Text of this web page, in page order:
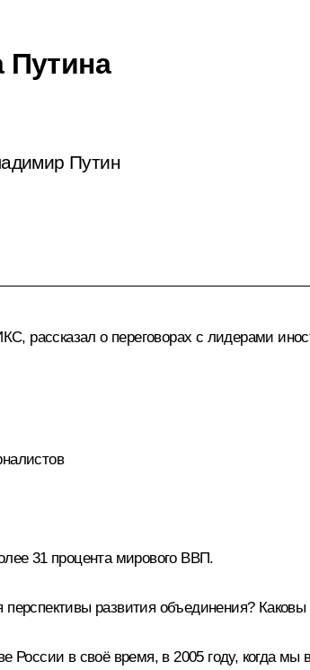
Путина
Путин
, рассказал о переговорах с лидерами
31 процента мирового ВВП.
развития объединения?
в своё время, в 2005 году, когда мы